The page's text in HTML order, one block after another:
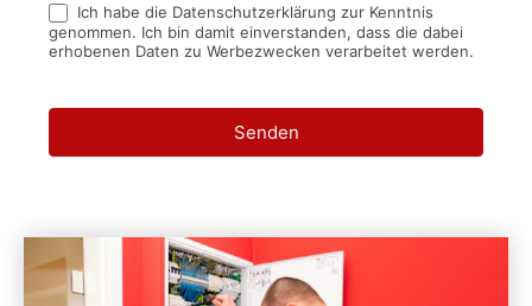
Ich habe die Datenschutzerklärung zur Kenntnis
genommen. Ich bin damit einverstanden, dass die dabei
erhobenen Daten zu Werbezwecken verarbeitet werden.
Senden